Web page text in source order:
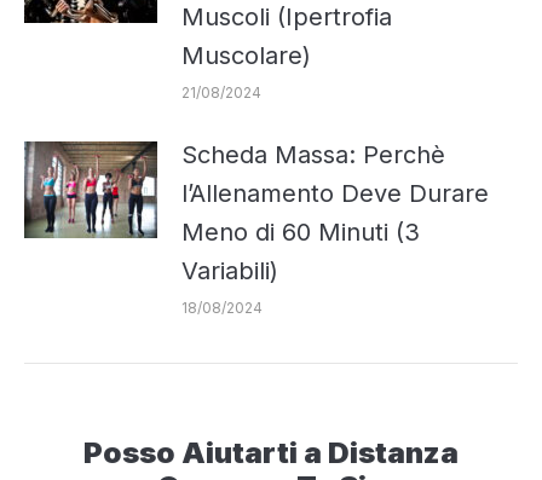
Muscoli (Ipertrofia
Muscolare)
21/08/2024
Scheda Massa: Perchè
l’Allenamento Deve Durare
Meno di 60 Minuti (3
Variabili)
18/08/2024
Posso Aiutarti a Distanza